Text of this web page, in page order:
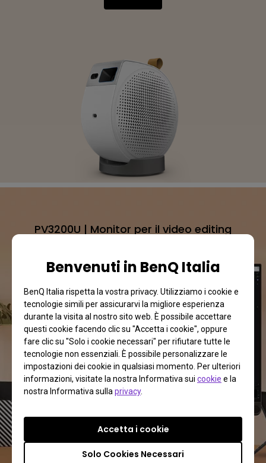
Benvenuti in BenQ Italia
BenQ Italia rispetta la vostra privacy. Utilizziamo i cookie e
tecnologie simili per assicurarvi la migliore esperienza
durante la visita al nostro sito web. È possibile accettare
questi cookie facendo clic su "Accetta i cookie", oppure
fare clic su "Solo i cookie necessari" per rifiutare tutte le
tecnologie non essenziali. È possibile personalizzare le
impostazioni dei cookie in qualsiasi momento. Per ulteriori
informazioni, visitate la nostra Informativa sui cookie e la
nostra Informativa sulla privacy.
Solo Cookies Necessari
Accetta i cookie
PV3200U | Monitor per il video editing
Acquista ora